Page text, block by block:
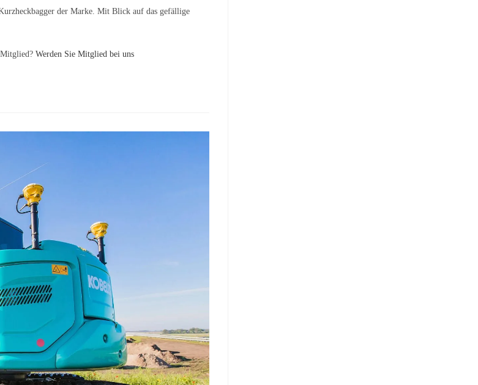
der Marke. Mit Blick auf das gefällige
Mitglied? Werden Sie Mitglied bei uns